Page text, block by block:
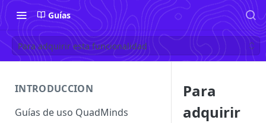
Guías
Para adquirir esta funcionalidad
INTRODUCCION
Guías de uso QuadMinds
Para
adquirir